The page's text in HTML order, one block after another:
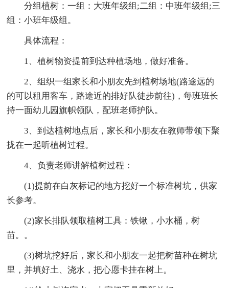
分组植树：一组：大班年级组;二组：中班年级组;三
组：小班年级组。
具体流程：
1、植树物资提前到达种植场地，做好准备。
2、组织一组家长和小朋友先到植树场地(路途远的
的可以租用客车，路途近的排好队徒步前往)，每班班长
持一面幼儿园旗帜领队，配班老师护队。
3、到达植树地点后，家长和小朋友在教师带领下聚
拢在一起听植树过程。
4、负责老师讲解植树过程：
(1)提前在白灰标记的地方挖好一个标准树坑，供家
长参考。
(2)家长排队领取植树工具：铁锹，小水桶，树
苗。。
(3)树坑挖好后，家长和小朋友一起把树苗种在树坑
里，并填好土、浇水，把心愿卡挂在树上。